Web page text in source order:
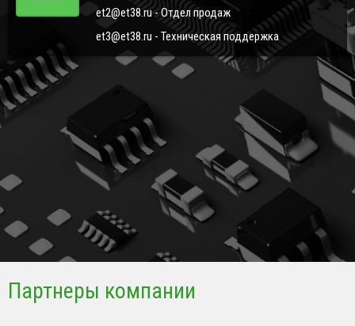
et2@et38.ru - Отдел продаж
et3@et38.ru - Техническая поддержка
Партнеры компании